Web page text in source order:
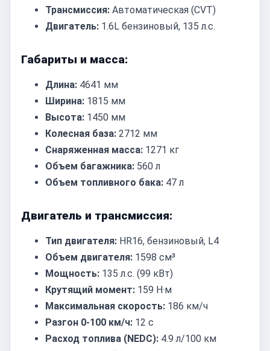
Трансмиссия: Автоматическая (CVT)
Двигатель: 1.6L бензиновый, 135 л.с.
Габариты и масса:
Длина: 4641 мм
Ширина: 1815 мм
Высота: 1450 мм
Колесная база: 2712 мм
Снаряженная масса: 1271 кг
Объем багажника: 560 л
Объем топливного бака: 47 л
Двигатель и трансмиссия:
Тип двигателя: HR16, бензиновый, L4
Объем двигателя: 1598 см³
Мощность: 135 л.с. (99 кВт)
Крутящий момент: 159 Н·м
Максимальная скорость: 186 км/ч
Разгон 0-100 км/ч: 12 с
Расход топлива (NEDC): 4.9 л/100 км